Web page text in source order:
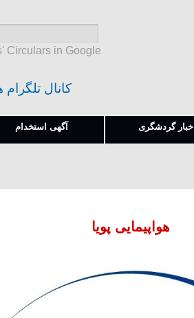
Circulars in Google
کانال تلگرام
اخبار گردشگری آگهی استخدام
هواپیمایی پویا